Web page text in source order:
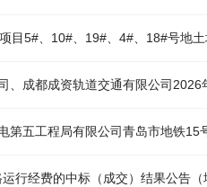
、成都成资轨道交通有限公司
第五工程局有限公司青岛市地铁15号
行经费的中标（成交）结果公告（